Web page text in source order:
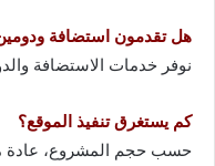
هل تقدمون استضافة
نوفر خدمات الاستضافة
كم يستغرق تنفيذ الموقع؟
حسب حجم المشروع، عادة من